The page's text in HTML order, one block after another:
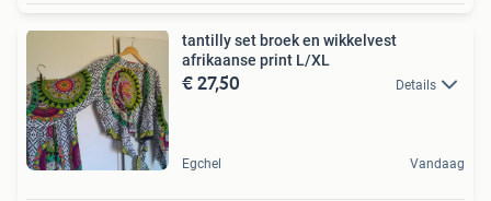
tantilly set broek en wikkelvest
afrikaanse print L/XL
€ 27,50 Details
Egchel Vandaag